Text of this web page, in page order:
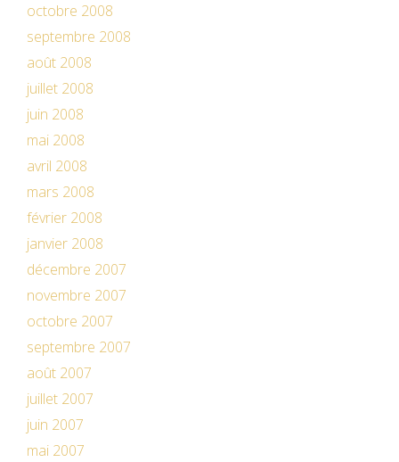
octobre 2008
septembre 2008
août 2008
juillet 2008
juin 2008
mai 2008
avril 2008
mars 2008
février 2008
janvier 2008
décembre 2007
novembre 2007
octobre 2007
septembre 2007
août 2007
juillet 2007
juin 2007
mai 2007